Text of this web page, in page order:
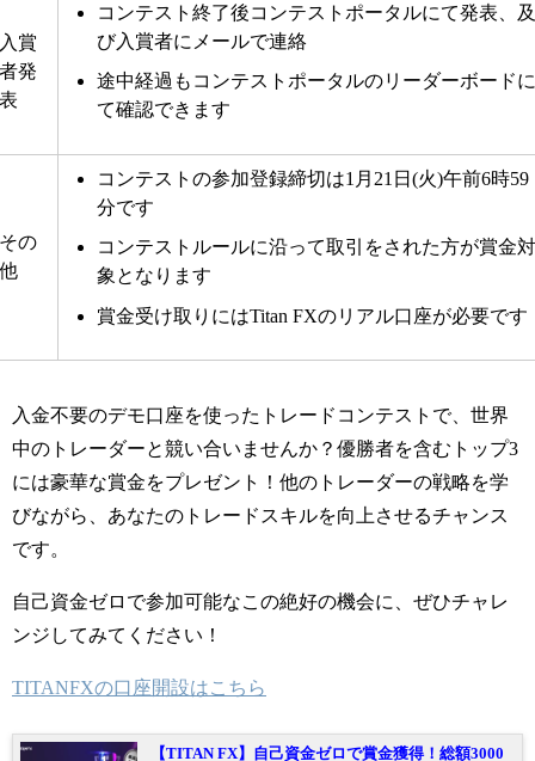
入賞
者発
表
コンテスト終了後コンテストポータルにて発表、及
び入賞者にメールで連絡
途中経過もコンテストポータルのリーダーボードに
て確認できます
その
他
コンテストの参加登録締切は1月21日(火)午前6時59
分です
コンテストルールに沿って取引をされた方が賞金対
象となります
賞金受け取りにはTitan FXのリアル口座が必要です
入金不要のデモ口座を使ったトレードコンテストで、世界
中のトレーダーと競い合いませんか？優勝者を含むトップ3
には豪華な賞金をプレゼント！他のトレーダーの戦略を学
びながら、あなたのトレードスキルを向上させるチャンス
です。
自己資金ゼロで参加可能なこの絶好の機会に、ぜひチャレ
ンジしてみてください！
TITANFXの口座開設はこちら
【TITAN FX】自己資金ゼロで賞金獲得！総額3000